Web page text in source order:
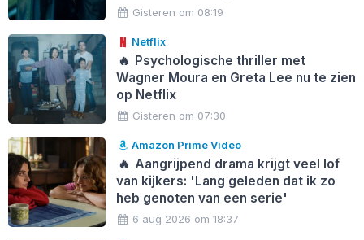
Gisteren om 08:19
Netflix
🔥 Psychologische thriller met
Wagner Moura en Greta Lee nu te zien
op Netflix
Gisteren om 07:30
Amazon Prime Video
🔥 Aangrijpend drama krijgt veel lof
van kijkers: 'Lang geleden dat ik zo
heb genoten van een serie'
6 aug 2026 om 18:37